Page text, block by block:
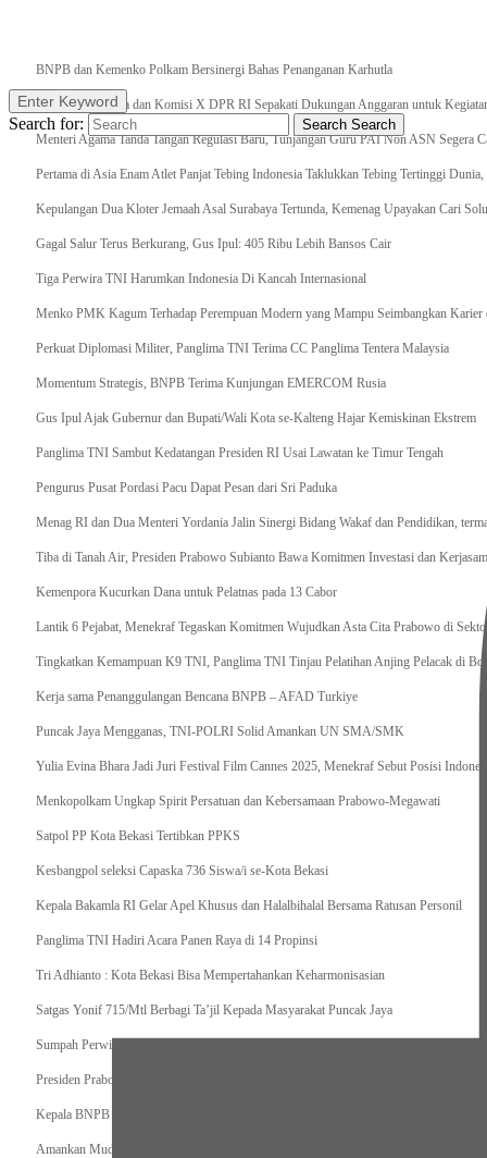
BNPB dan Kemenko Polkam Bersinergi Bahas Penanganan Karhutla
Raker Kemenpora dan Komisi X DPR RI Sepakati Dukungan Anggaran untuk
Menteri Agama Tanda Tangan Regulasi Baru, Tunjangan Guru PAI Non ASN Segera
Pertama di Asia Enam Atlet Panjat Tebing Indonesia Taklukkan Tebing Tertinggi
Kepulangan Dua Kloter Jemaah Asal Surabaya Tertunda, Kemenag Upayakan Cari
Gagal Salur Terus Berkurang, Gus Ipul: 405 Ribu Lebih Bansos Cair
Tiga Perwira TNI Harumkan Indonesia Di Kancah Internasional
Menko PMK Kagum Terhadap Perempuan Modern yang Mampu Seimbangkan Karier
Perkuat Diplomasi Militer, Panglima TNI Terima CC Panglima Tentera Malaysia
Momentum Strategis, BNPB Terima Kunjungan EMERCOM Rusia
Gus Ipul Ajak Gubernur dan Bupati/Wali Kota se-Kalteng Hajar Kemiskinan Ekstrem
Panglima TNI Sambut Kedatangan Presiden RI Usai Lawatan ke Timur Tengah
Pengurus Pusat Pordasi Pacu Dapat Pesan dari Sri Paduka
Menag RI dan Dua Menteri Yordania Jalin Sinergi Bidang Wakaf dan Pendidikan,
Tiba di Tanah Air, Presiden Prabowo Subianto Bawa Komitmen Investasi dan
Kemenpora Kucurkan Dana untuk Pelatnas pada 13 Cabor
Lantik 6 Pejabat, Menekraf Tegaskan Komitmen Wujudkan Asta Cita Prabowo di Sektor
Tingkatkan Kemampuan K9 TNI, Panglima TNI Tinjau Pelatihan Anjing Pelacak di
Kerja sama Penanggulangan Bencana BNPB – AFAD Turkiye
Puncak Jaya Mengganas, TNI-POLRI Solid Amankan UN SMA/SMK
Yulia Evina Bhara Jadi Juri Festival Film Cannes 2025, Menekraf Sebut Posisi
Menkopolkam Ungkap Spirit Persatuan dan Kebersamaan Prabowo-Megawati
Satpol PP Kota Bekasi Tertibkan PPKS
Kesbangpol seleksi Capaska 736 Siswa/i se-Kota Bekasi
Kepala Bakamla RI Gelar Apel Khusus dan Halalbihalal Bersama Ratusan Personil
Panglima TNI Hadiri Acara Panen Raya di 14 Propinsi
Tri Adhianto : Kota Bekasi Bisa Mempertahankan Keharmonisasian
Satgas Yonif 715/Mtl Berbagi Ta’jil Kepada Masyarakat Puncak Jaya
Sumpah Perwira Sebagai Janji Suci Pegangan Seumur Hidup
Presiden Prabowo Serahkan Zakat kepada BAZNAS di Istana Negara
Kepala BNPB Himbau Pemda Waspada Potensi Bencana Saat Lebaran
Amankan Mudik, Panglima TNI Kerahkan 66714 Personel Dan Alutsista
Enter Keyword
Search for: Search Search